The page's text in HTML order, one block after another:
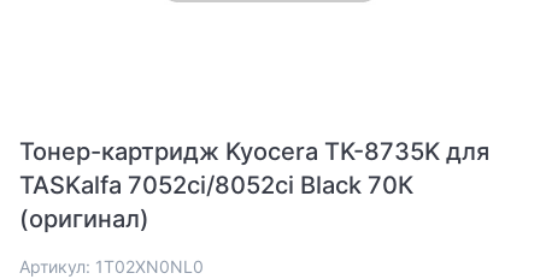
Тонер-картридж Kyocera TK-8735K для
TASKalfa 7052ci/8052ci Black 70К
(оригинал)
Артикул: 1T02XN0NL0